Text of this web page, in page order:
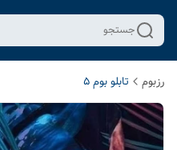
جستجو
رزبوم تابلو بوم 5